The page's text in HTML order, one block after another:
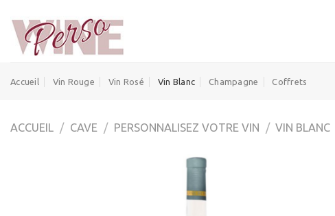
content
Accueil Vin Rouge Vin Rosé Vin Blanc Champagne Coffrets
ACCUEIL / CAVE / PERSONNALISEZ VOTRE VIN / VIN BLANC